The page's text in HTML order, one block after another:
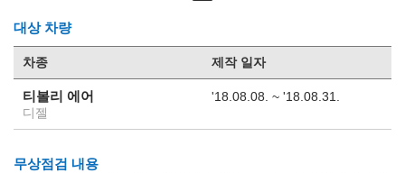
대상 차량
차종 제작 일자
티볼리 에어
디젤
'18.08.08. ~ '18.08.31.
무상점검 내용